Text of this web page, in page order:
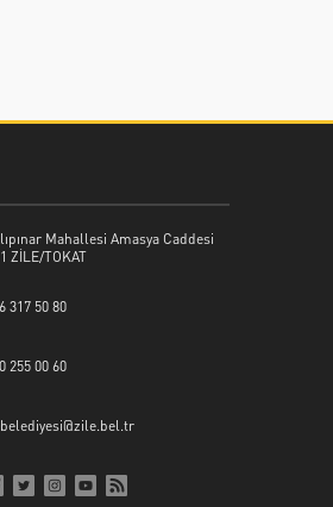
Mahallesi Amasya Caddesi
ZİLE/TOKAT
317 50 80
255 00 60